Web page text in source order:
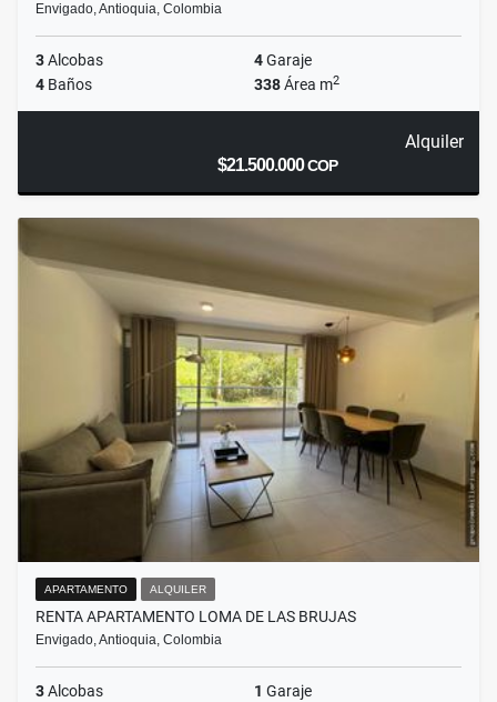
Envigado, Antioquia, Colombia
3Alcobas 4Garaje
4 Baños 338Área m2
Alquiler
$21.500.000COP
APARTAMENTO ALQUILER
RENTA APARTAMENTO LOMA DE LAS BRUJAS
Envigado, Antioquia, Colombia
3Alcobas 1 Garaje